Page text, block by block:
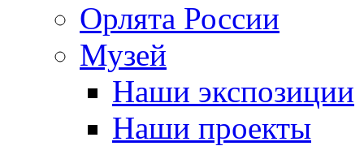
Орлята России
Музей
Наши экспозиции
Наши проекты